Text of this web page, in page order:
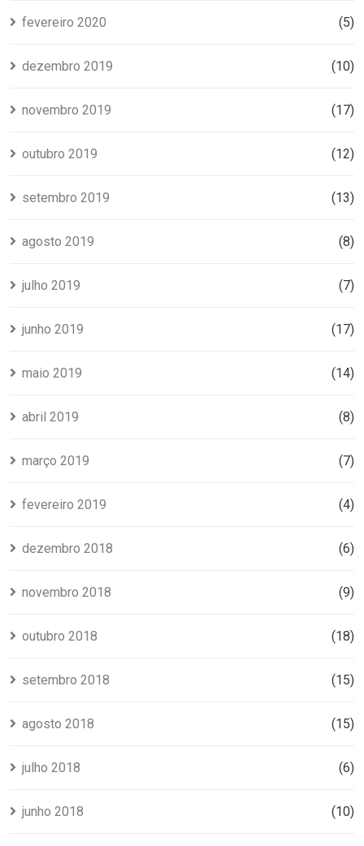
fevereiro 2020 (5)
dezembro 2019 (10)
novembro 2019 (17)
outubro 2019 (12)
setembro 2019 (13)
agosto 2019 (8)
julho 2019 (7)
junho 2019 (17)
maio 2019 (14)
abril 2019 (8)
março 2019 (7)
fevereiro 2019 (4)
dezembro 2018 (6)
novembro 2018 (9)
outubro 2018 (18)
setembro 2018 (15)
agosto 2018 (15)
julho 2018 (6)
junho 2018 (10)